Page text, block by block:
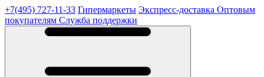
+7(495) 727-11-33 Гипермаркеты Экспресс-доставка Оптовым
покупателям Служба поддержки